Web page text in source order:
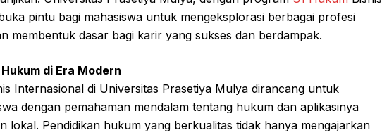
pintu bagi mahasiswa untuk mengeksplorasi berbagai profesi
membentuk dasar bagi karir yang sukses dan berdampak.
di Era Modern
Internasional di Universitas Prasetiya Mulya dirancang untuk
dengan pemahaman mendalam tentang hukum dan aplikasinya
lokal. Pendidikan hukum yang berkualitas tidak hanya mengajarkan